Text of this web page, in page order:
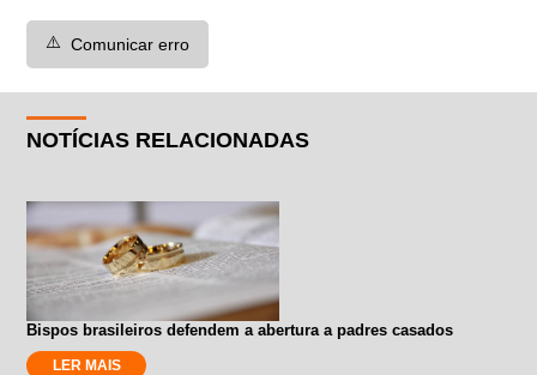
⚠️ Comunicar erro
NOTÍCIAS RELACIONADAS
Bispos brasileiros defendem a abertura a padres casados
LER MAIS